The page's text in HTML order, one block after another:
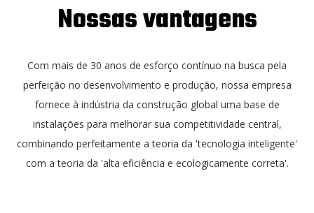
Nossas vantagens
Com mais de 30 anos de esforço contínuo na busca pela
perfeição no desenvolvimento e produção, nossa empresa
fornece à indústria da construção global uma base de
instalações para melhorar sua competitividade central,
combinando perfeitamente a teoria da 'tecnologia inteligente'
com a teoria da 'alta eficiência e ecologicamente correta'.